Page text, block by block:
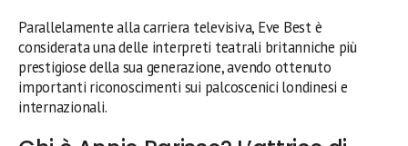
Parallelamente alla carriera televisiva, Eve Best è
considerata una delle interpreti teatrali britanniche più
prestigiose della sua generazione, avendo ottenuto
importanti riconoscimenti sui palcoscenici londinesi e
internazionali.